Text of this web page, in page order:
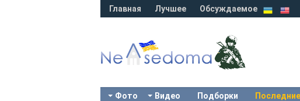
Главная Лучшее Обсуждаемое
Фото Видео Подборки